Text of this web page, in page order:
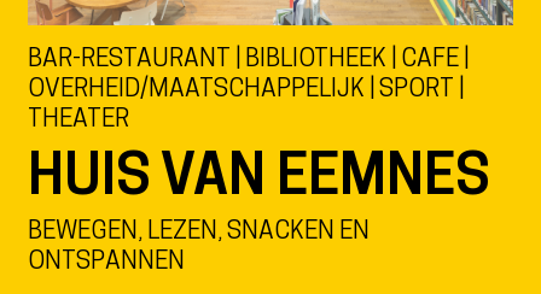
BAR-RESTAURANT | BIBLIOTHEEK | CAFE |
OVERHEID/MAATSCHAPPELIJK | SPORT |
THEATER
HUIS VAN EEMNES
BEWEGEN, LEZEN, SNACKEN EN
ONTSPANNEN